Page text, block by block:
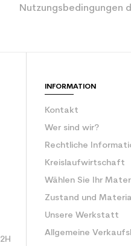
Nutzungsbedingungen
INFORMATION
Kontakt
Wer sind wir?
Rechtliche
Kreislaufwirtschaft
Wählen Sie Ihr
Zustand und
Unsere Werkstatt
Allgemeine